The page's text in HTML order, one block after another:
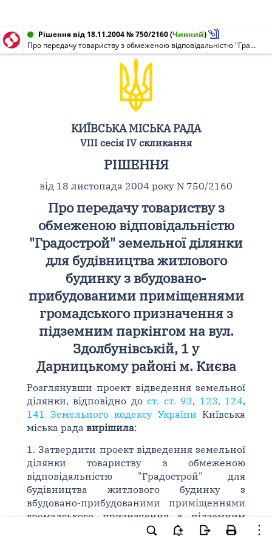
Рішення від 18.11.2004 № 750/2160(Чинний)
Про передачу товариству з обмеженою відповідальністю "Градострой" земельної ділянки для будівництва житлового будинку з вбудовано-прибудованими приміщеннями громадського призначення з підземним паркінгом на вул. Здолбунівській, 1 у Дарницькому районі м. Києва
КИЇВСЬКА МІСЬКА РАДА
VIII сесія IV скликання
РІШЕННЯ
від 18 листопада 2004 року N 750/2160
Про передачу товариству з
обмеженою відповідальністю
"Градострой" земельної ділянки
для будівництва житлового
будинку з вбудовано-
прибудованими приміщеннями
громадського призначення з
підземним паркінгом на вул.
Здолбунівській, 1 у
Дарницькому районі м. Києва
Розглянувши проект відведення земельної
ділянки, відповідно дост. ст. 93, 123, 124,
141 Земельного кодексу України Київська
міська рада вирішила:
1. Затвердити проект відведення земельної
ділянки товариству з обмеженою
відповідальністю "Градострой" для
будівництва житлового будинку з
вбудовано-прибудованими приміщеннями
громадського призначення з підземним
паркінгом на вул. Здолбунівській, 1 у